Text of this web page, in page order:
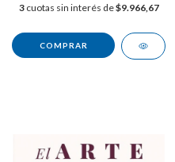
3 cuotas sin interés de$9.966,67